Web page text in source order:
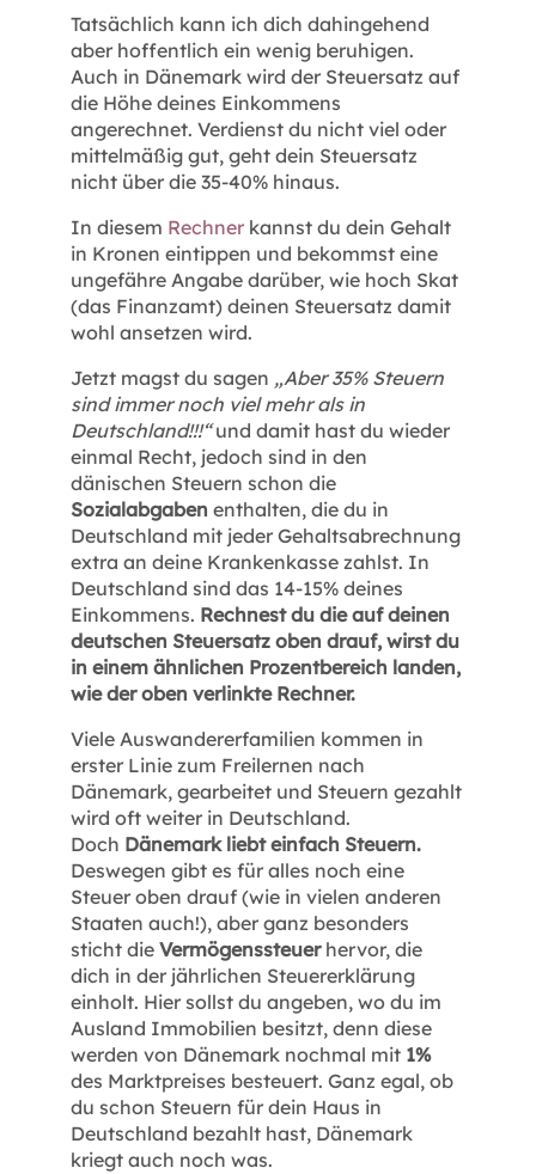
Tatsächlich kann ich dich dahingehend
aber hoffentlich ein wenig beruhigen.
Auch in Dänemark wird der Steuersatz auf
die Höhe deines Einkommens
angerechnet. Verdienst du nicht viel oder
mittelmäßig gut, geht dein Steuersatz
nicht über die 35-40% hinaus.
In diesem Rechner kannst du dein Gehalt
in Kronen eintippen und bekommst eine
ungefähre Angabe darüber, wie hoch Skat
(das Finanzamt) deinen Steuersatz damit
wohl ansetzen wird.
Jetzt magst du sagen „Aber 35% Steuern
sind immer noch viel mehr als in
Deutschland!!!“und damit hast du wieder
einmal Recht, jedoch sind in den
dänischen Steuern schon die
Sozialabgaben enthalten, die du in
Deutschland mit jeder Gehaltsabrechnung
extra an deine Krankenkasse zahlst. In
Deutschland sind das 14-15% deines
Einkommens. Rechnest du die auf deinen
deutschen Steuersatz oben drauf, wirst du
in einem ähnlichen Prozentbereich landen,
wie der oben verlinkte Rechner.
Viele Auswandererfamilien kommen in
erster Linie zum Freilernen nach
Dänemark, gearbeitet und Steuern gezahlt
wird oft weiter in Deutschland.
Doch Dänemark liebt einfach Steuern.
Deswegen gibt es für alles noch eine
Steuer oben drauf (wie in vielen anderen
Staaten auch!), aber ganz besonders
sticht dieVermögenssteuerhervor, die
dich in der jährlichen Steuererklärung
einholt. Hier sollst du angeben, wo du im
Ausland Immobilien besitzt, denn diese
werden von Dänemark nochmal mit 1%
des Marktpreises besteuert. Ganz egal, ob
du schon Steuern für dein Haus in
Deutschland bezahlt hast, Dänemark
kriegt auch noch was.